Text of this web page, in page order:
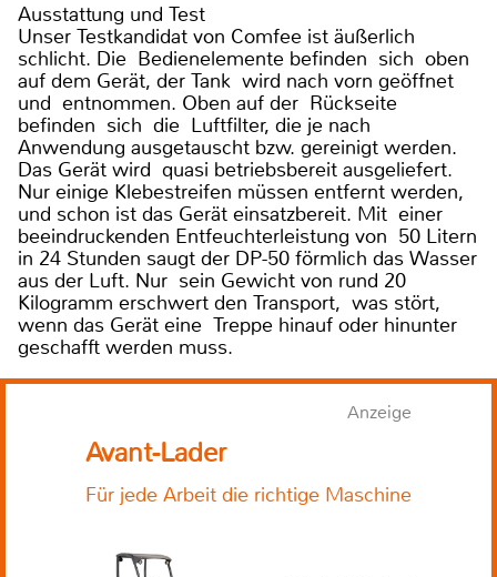
Ausstattung und Test
Unser Testkandidat von Comfee ist äußerlich
schlicht. Die Bedienelemente befinden sich oben
auf dem Gerät, der Tank wird nach vorn geöffnet
und entnommen. Oben auf der Rückseite
befinden sich die Luftfilter, die je nach
Anwendung ausgetauscht bzw. gereinigt werden.
Das Gerät wird quasi betriebsbereit ausgeliefert.
Nur einige Klebestreifen müssen entfernt werden,
und schon ist das Gerät einsatzbereit. Mit einer
beeindruckenden Entfeuchterleistung von 50 Litern
in 24 Stunden saugt der DP-50 förmlich das Wasser
aus der Luft. Nur sein Gewicht von rund 20
Kilogramm erschwert den Transport, was stört,
wenn das Gerät eine Treppe hinauf oder hinunter
geschafft werden muss.
Anzeige
Avant-Lader
Für jede Arbeit die richtige Maschine